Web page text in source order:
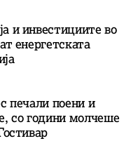
и инвестициите во
енергетската
печали поени и
со години молчеше